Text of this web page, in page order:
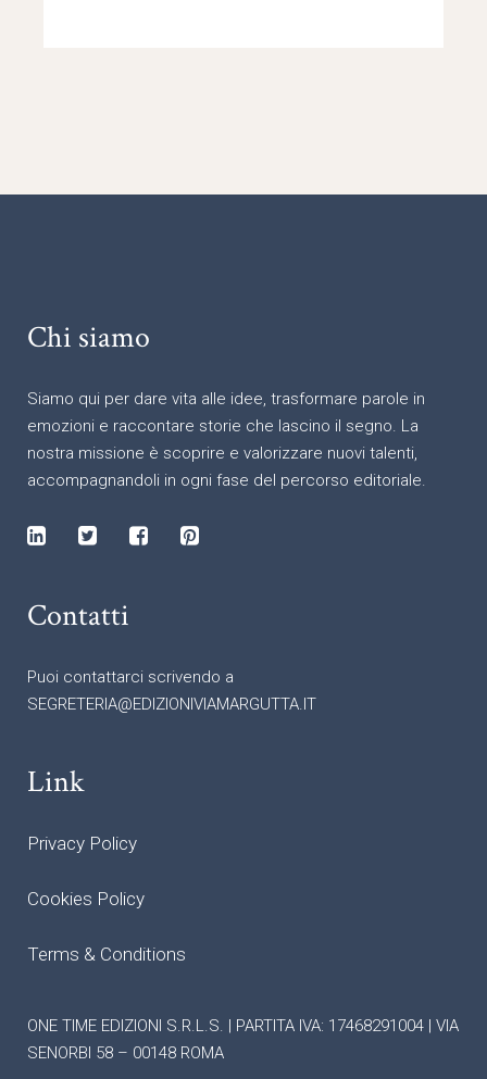
Chi siamo
Siamo qui per dare vita alle idee, trasformare parole in
emozioni e raccontare storie che lascino il segno. La
nostra missione è scoprire e valorizzare nuovi talenti,
accompagnandoli in ogni fase del percorso editoriale.
Contatti
Puoi contattarci scrivendo a
SEGRETERIA@EDIZIONIVIAMARGUTTA.IT
Link
Privacy Policy
Cookies Policy
Terms & Conditions
ONE TIME EDIZIONI S.R.L.S. | PARTITA IVA: 17468291004 | VIA
SENORBI 58 – 00148 ROMA